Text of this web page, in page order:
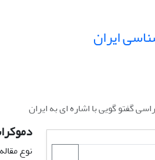
ایران
گفتو گویی با اشاره ای به ایران
نوع